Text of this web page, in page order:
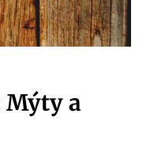
Mýty a